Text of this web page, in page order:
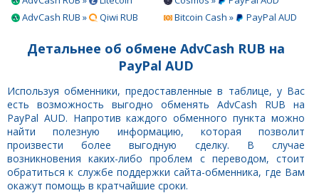
AdvCash RUB »
Qiwi RUB
Bitcoin Cash »
PayPal AUD
Детальнее об обмене AdvCash RUB на
PayPal AUD
Используя обменники, предоставленные в таблице, у Вас
есть возможность выгодно обменять AdvCash RUB на
PayPal AUD. Напротив каждого обменного пункта можно
найти полезную информацию, которая позволит
произвести более выгодную сделку. В случае
возникновения каких-либо проблем с переводом, стоит
обратиться к службе поддержки сайта-обменника, где Вам
окажут помощь в кратчайшие сроки.